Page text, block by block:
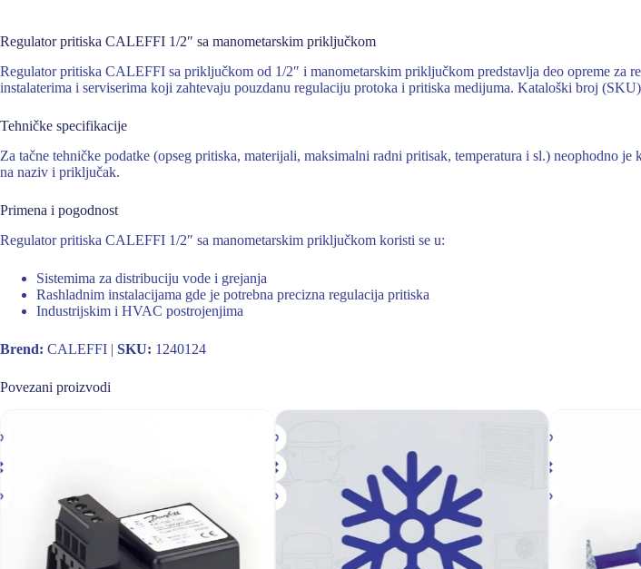
Regulator pritiska CALEFFI 1/2″ sa manometarskim priključkom
Regulator pritiska CALEFFI sa priključkom od 1/2″ i manometarskim priključkom predstavlja deo opreme
instalaterima i serviserima koji zahtevaju pouzdanu regulaciju protoka i pritiska medijuma. Kataloški broj
Tehničke specifikacije
Za tačne tehničke podatke (opseg pritiska, materijali, maksimalni radni pritisak, temperatura i sl.)
na naziv i priključak.
Primena i pogodnost
Regulator pritiska CALEFFI 1/2″ sa manometarskim priključkom koristi se u:
Sistemima za distribuciju vode i grejanja
Rashladnim instalacijama gde je potrebna precizna regulacija pritiska
Industrijskim i HVAC postrojenjima
Brend: CALEFFI | SKU: 1240124
Povezani proizvodi